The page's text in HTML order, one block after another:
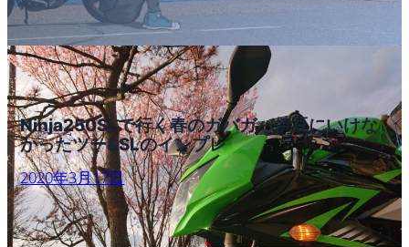
Ninja250SLで行く春のガバガバ伊豆にいけな
かったツー&SLのインプレ
2020年3月17日